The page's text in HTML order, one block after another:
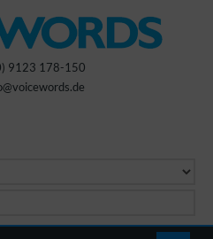
9123 178-150